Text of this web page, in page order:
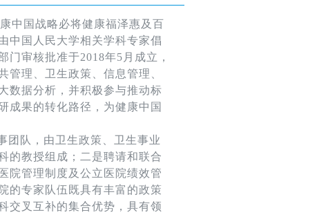
中国战略必将健康福泽惠及百
中国人民大学相关学科专家倡
审核批准于2018年5月成立，
管理、卫生政策、信息管理、
数据分析，并积极参与推动标
成果的转化路径，为健康中国
团队，由卫生政策、卫生事业
的教授组成；二是聘请和联合
院管理制度及公立医院绩效管
的专家队伍既具有丰富的政策
交叉互补的集合优势，具有领